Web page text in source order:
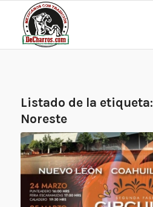
Listado de la etiqueta:
Noreste